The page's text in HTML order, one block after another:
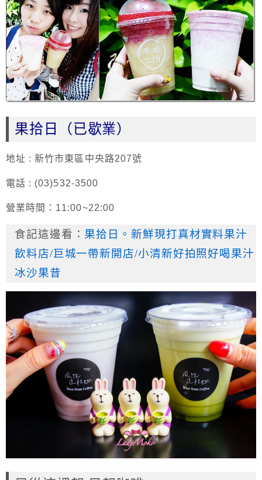
果拾日（已歇業）
地址 : 新竹市東區中央路207號
電話 : (03)532-3500
營業時間：11:00~22:00
食記這邊看： 果拾日。新鮮現打真材實料果汁
飲料店/巨城一帶新開店/小清新好拍照好喝果汁
冰沙果昔